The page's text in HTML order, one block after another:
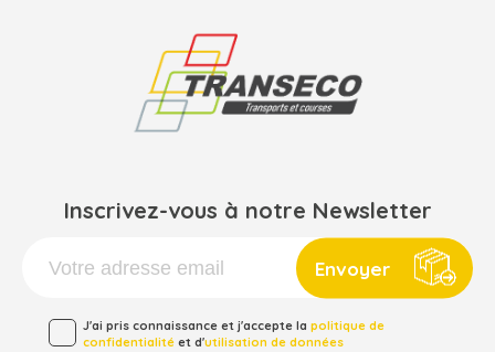
Inscrivez-vous à notre Newsletter
Envoyer
J'ai pris connaissance et j'accepte la politique de
confidentialité et d'utilisation de données